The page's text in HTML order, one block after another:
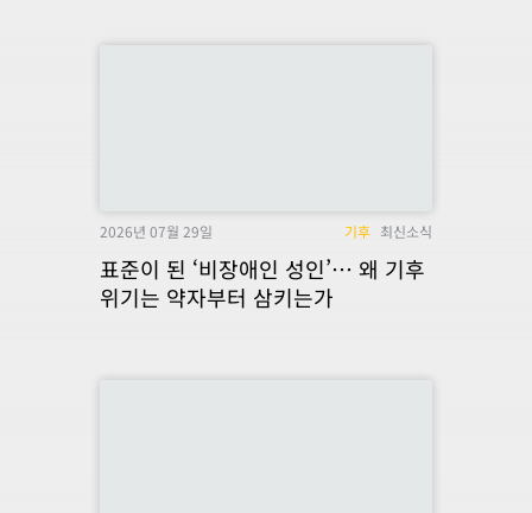
2026년 07월 29일 기후 최신소식
표준이 된 ‘비장애인 성인’… 왜 기후
위기는 약자부터 삼키는가